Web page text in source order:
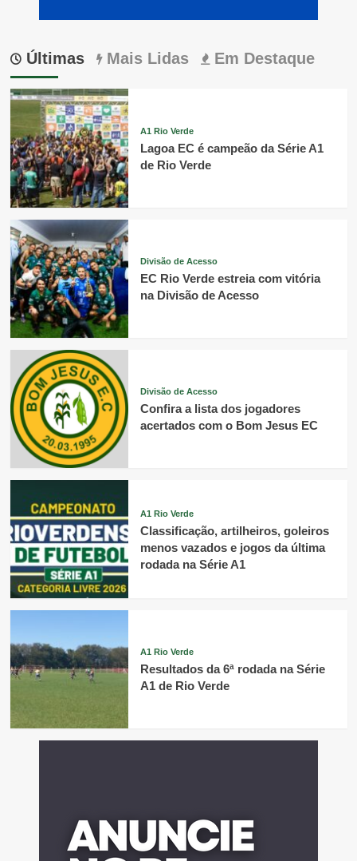
Últimas Mais Lidas Em Destaque
A1 Rio Verde
Lagoa EC é campeão da Série A1
de Rio Verde
Divisão de Acesso
EC Rio Verde estreia com vitória
na Divisão de Acesso
Divisão de Acesso
Confira a lista dos jogadores
acertados com o Bom Jesus EC
A1 Rio Verde
Classificação, artilheiros, goleiros
menos vazados e jogos da última
rodada na Série A1
A1 Rio Verde
Resultados da 6ª rodada na Série
A1 de Rio Verde